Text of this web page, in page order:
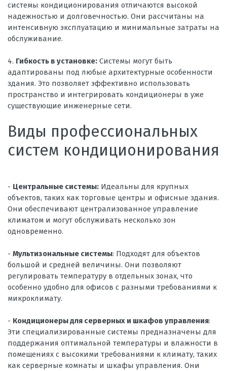
системы кондиционирования отличаются высокой
надежностью и долговечностью. Они рассчитаны на
интенсивную эксплуатацию и минимальные затраты на
обслуживание.
4. Гибкость в установке: Системы могут быть
адаптированы под любые архитектурные особенности
здания. Это позволяет эффективно использовать
пространство и интегрировать кондиционеры в уже
существующие инженерные сети.
Виды профессиональных
систем кондиционирования
- Центральные системы: Идеальны для крупных
объектов, таких как торговые центры и офисные здания.
Они обеспечивают централизованное управление
климатом и могут обслуживать несколько зон
одновременно.
- Мультизональные системы: Подходят для объектов
большой и средней величины. Они позволяют
регулировать температуру в отдельных зонах, что
особенно удобно для офисов с разными требованиями к
микроклимату.
- Кондиционеры для серверных и шкафов управления:
Эти специализированные системы предназначены для
поддержания оптимальной температуры и влажности в
помещениях с высокими требованиями к климату, таких
как серверные комнаты и шкафы управления. Они